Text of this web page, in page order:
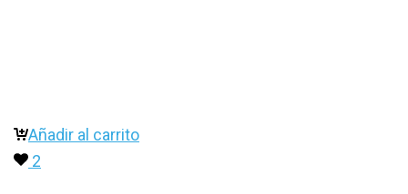
Añadir al carrito
2